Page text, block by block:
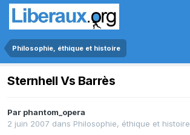
Philosophie, éthique et histoire
Sternhell Vs Barrès
Par phantom_opera
2 juin 2007 dans Philosophie, éthique et histoire